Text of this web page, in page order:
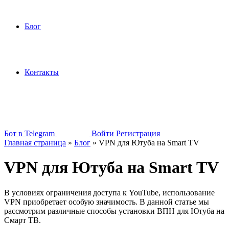
Блог
Контакты
Бот в Telegram Войти Регистрация
Главная страница » Блог » VPN для Ютуба на Smart TV
VPN для Ютуба на Smart TV
В условиях ограничения доступа к YouTube, использование
VPN приобретает особую значимость. В данной статье мы
рассмотрим различные способы установки ВПН для Ютуба на
Смарт ТВ.